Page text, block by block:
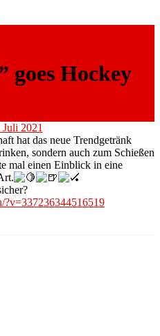
goes Hockey
Juli 2021
hat das neue Trendgetränk
sondern auch zum Schießen
mal einen Einblick in eine
?v=337236344516519